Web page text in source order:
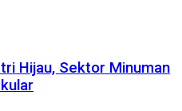
Hijau, Sektor Minuman